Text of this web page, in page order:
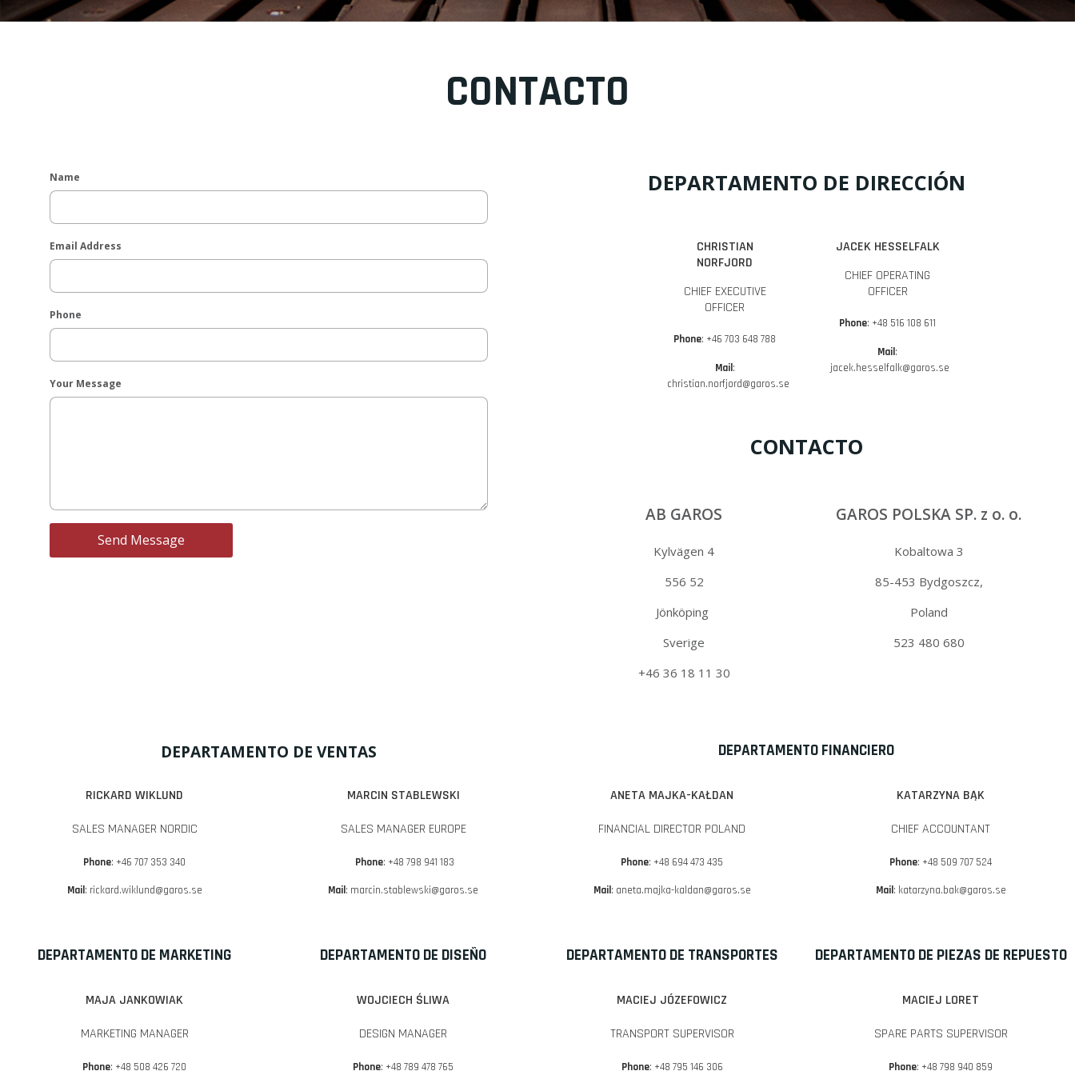
CONTACTO
Name
Email Address
Phone
Your Message
Send Message
DEPARTAMENTO DE DIRECCIÓN
CHRISTIAN
NORFJORD
CHIEF EXECUTIVE
OFFICER
Phone: +46 703 648 788
Mail :
christian.norfjord@garos.se
JACEK HESSELFALK
CHIEF OPERATING
OFFICER
Phone: +48 516 108 611
Mail :
jacek.hesselfalk@garos.se
CONTACTO
AB GAROS
Kylvägen 4
556 52
Jönköping
Sverige
+46 36 18 11 30
GAROS POLSKA SP. z o. o.
Kobaltowa 3
85-453 Bydgoszcz,
Poland
523 480 680
DEPARTAMENTO DE VENTAS DEPARTAMENTO FINANCIERO
RICKARD WIKLUND
SALES MANAGER NORDIC
Phone: +46 707 353 340
Mail : rickard.wiklund@garos.se
MARCIN STABLEWSKI
SALES MANAGER EUROPE
Phone: +48 798 941 183
Mail : marcin.stablewski@garos.se
ANETA MAJKA-KAŁDAN
FINANCIAL DIRECTOR POLAND
Phone: +48 694 473 435
Mail : aneta.majka-kaldan@garos.se
KATARZYNA BĄK
CHIEF ACCOUNTANT
Phone: +48 509 707 524
Mail : katarzyna.bak@garos.se
DEPARTAMENTO DE MARKETING DEPARTAMENTO DE DISEÑO DEPARTAMENTO DE TRANSPORTES DEPARTAMENTO DE PIEZAS DE REPUESTO
MAJA JANKOWIAK
MARKETING MANAGER
Phone: +48 508 426 720
WOJCIECH ŚLIWA
DESIGN MANAGER
Phone: +48 789 478 765
MACIEJ JÓZEFOWICZ
TRANSPORT SUPERVISOR
Phone: +48 795 146 306
MACIEJ LORET
SPARE PARTS SUPERVISOR
Phone: +48 798 940 859